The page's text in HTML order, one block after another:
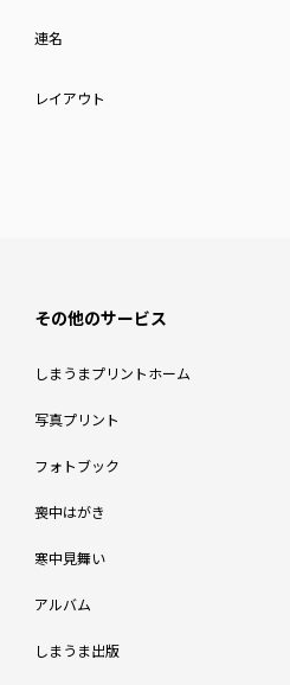
連名
レイアウト
その他のサービス
しまうまプリントホーム
写真プリント
フォトブック
喪中はがき
寒中見舞い
アルバム
しまうま出版